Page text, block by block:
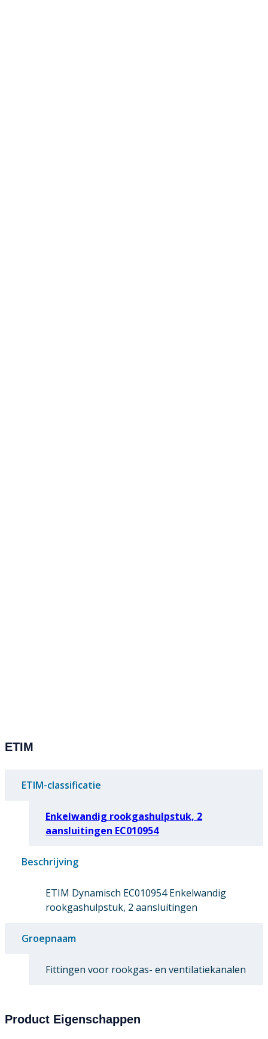
ETIM
ETIM-classificatie
Enkelwandig rookgashulpstuk, 2
aansluitingen EC010954
Beschrijving
ETIM Dynamisch EC010954 Enkelwandig
rookgashulpstuk, 2 aansluitingen
Groepnaam
Fittingen voor rookgas- en ventilatiekanalen
Product Eigenschappen